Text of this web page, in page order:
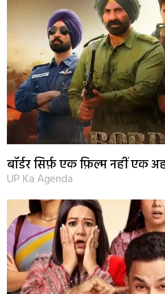
बॉर्डर सिर्फ़ एक फ़िल्म नहीं एक
UP Ka Agenda